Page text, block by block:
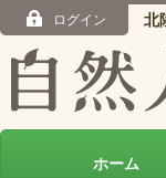
ログイン 北
ホーム